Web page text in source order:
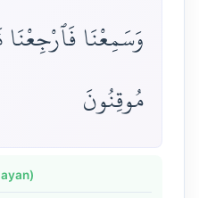
وَسَمِعْنَا
مُوقِنُونَ